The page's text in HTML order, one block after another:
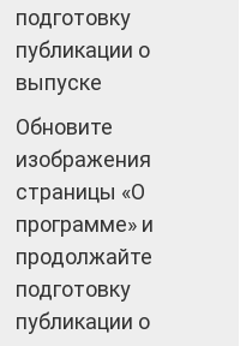
подготовку
публикации о
выпуске
Обновите
изображения
страницы «О
программе» и
продолжайте
подготовку
публикации о